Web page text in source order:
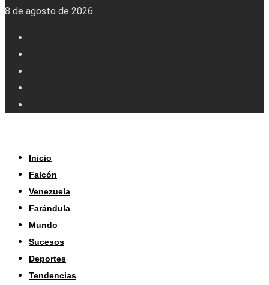
8 de agosto de 2026
Inicio
Falcón
Venezuela
Farándula
Mundo
Sucesos
Deportes
Tendencias